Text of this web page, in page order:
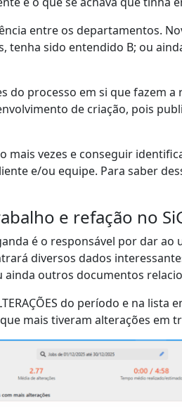
entre os departamentos.
tenha sido entendido B; ou
do processo em si que fazem a
de criação, pois
mais vezes e conseguir
e/ou equipe. Para saber
e refação no
é o responsável por dar
diversos dados
outros documentos
do período e na lista
mais tiveram alterações em